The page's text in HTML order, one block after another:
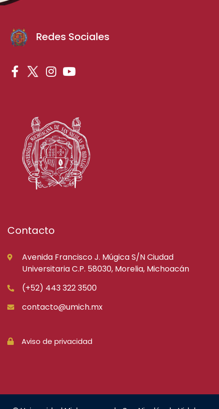
Redes Sociales
Contacto
Avenida Francisco J. Múgica S/N Ciudad
Universitaria C.P. 58030, Morelia, Michoacán
(+52) 443 322 3500
contacto@umich.mx
Aviso de privacidad